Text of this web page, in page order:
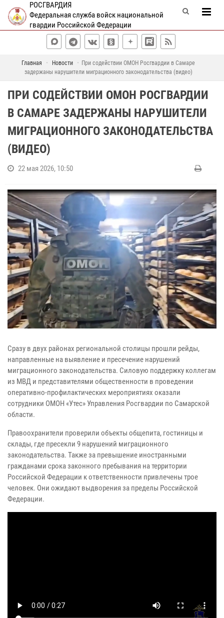
РОСГВАРДИЯ
Федеральная служба войск национальной
гвардии Российской Федерации
Главная Новости
При содействии ОМОН Росгвардии в Самаре
задержаны нарушители миграционного законодательства (видео)
ПРИ СОДЕЙСТВИИ ОМОН РОСГВАРДИИ
В САМАРЕ ЗАДЕРЖАНЫ НАРУШИТЕЛИ
МИГРАЦИОННОГО ЗАКОНОДАТЕЛЬСТВА
(ВИДЕО)
22 мая 2026, 10:50
Сразу в двух районах региональной столицы прошли рейды,
направленные на выявление и пресечение нарушений
миграционного законодательства. Силовую поддержку коллегам
из МВД и представителями общественности в проведении
оперативно-профилактических мероприятиях оказали
сотрудники ОМОН «Утес» Управления Росгвардии по Самарской
области.
Правоохранители проверили объекты общепита, гостиницы и
склады, где пресекли 9 нарушений миграционного
законодательства. Также за превышение иностранными
гражданами срока законного пребывания на территории
Российской Федерации к ответственности привлечены трое
человек. Они ожидают выдворения за пределы Российской
Федерации.